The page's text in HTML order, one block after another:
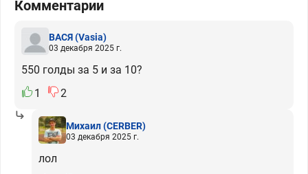
Комментарии
ВАСЯ(Vasia)
03 декабря 2025 г.
550 голды за 5 и за 10?
1
2
Михаил(CERBER)
03 декабря 2025 г.
лол